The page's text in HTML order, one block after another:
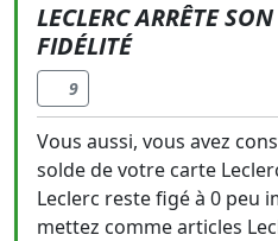
LECLERC ARRÊTE
FIDÉLITÉ
9
Vous aussi, vous avez
solde de votre carte
Leclerc reste figé à 0 peu
mettez comme articles